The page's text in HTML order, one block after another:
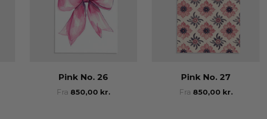
Pink No. 26
Fra 850,00 kr.
Pink No. 27
Fra 850,00 kr.